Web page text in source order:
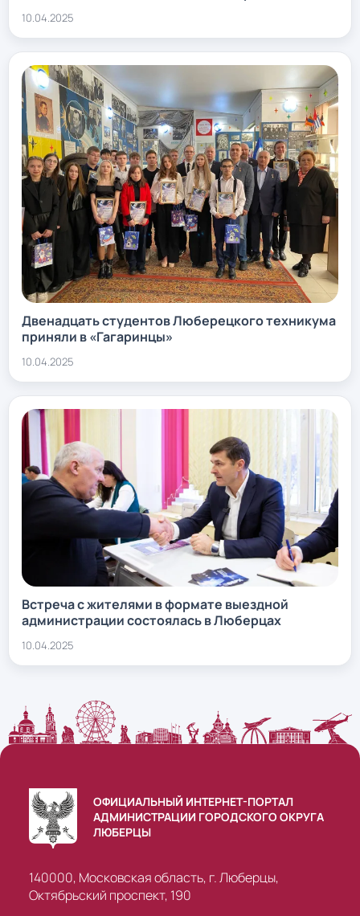
10.04.2025
Двенадцать студентов Люберецкого техникума
приняли в «Гагаринцы»
10.04.2025
Встреча с жителями в формате выездной
администрации состоялась в Люберцах
10.04.2025
ОФИЦИАЛЬНЫЙ ИНТЕРНЕТ-ПОРТАЛ
АДМИНИСТРАЦИИ ГОРОДСКОГО ОКРУГА
ЛЮБЕРЦЫ
140000, Московская область, г. Люберцы,
Октябрьский проспект, 190